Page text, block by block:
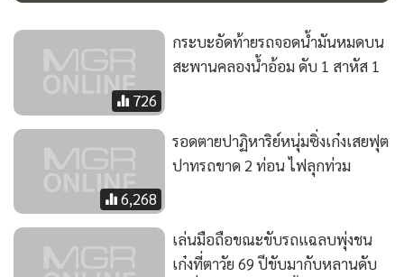
726
กระบะอัดท้ายรถจอดน้ำมันหมดบน
สะพานคลองน้ําอ้อม ดับ 1 สาหัส 1
6,268
รอดตายปาฏิหาริย์หนุ่มซิ่งเก๋งเสยฟุต
ปาทรถขาด 2 ท่อน ไฟลุกท่วม
เล่นมือถือขณะขับรถแฉลบพุ่งชน
เก๋งที่ตาวัย 69 ปีขับมากับหลานดับ